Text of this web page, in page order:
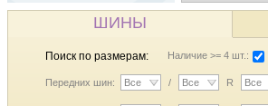
ШИНЫ
Поиск по размерам: Наличие >= 4 шт.:
Передних шин: Все / Все R Все